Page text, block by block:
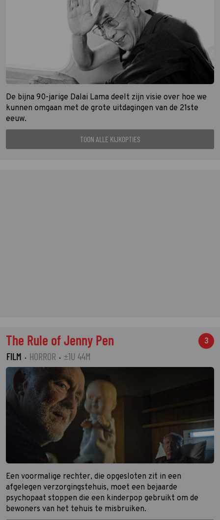
De bijna 90-jarige Dalai Lama deelt zijn visie over hoe we
kunnen omgaan met de grote uitdagingen van de 21ste
eeuw.
TOON ALLE KIJKOPTIES
The Rule of Jenny Pen 3
FILM · HORROR · ±1U 44M
Een voormalige rechter, die opgesloten zit in een
afgelegen verzorgingstehuis, moet een bejaarde
psychopaat stoppen die een kinderpop gebruikt om de
bewoners van het tehuis te misbruiken.